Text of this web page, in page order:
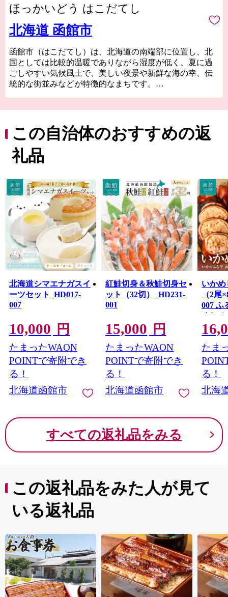
ほっかいどう はこだてし
北海道 函館市
函館市（はこだてし）は、北海道の南端部に位置し、北
国としては比較的温暖でありながら湿度が低く、夏に過
ごしやすい気候風土で、美しい夜景や新鮮な海の幸、伝
統的な街並みなどが特徴的なまちです。
できます。
函館市内の駅前・元町エリアに代表される異国情緒あふ
れる街並みは、1859年の「箱館開港」から西洋文化をい
ち早く取り入れてハイカラな生活が始まったことにより
もそのまま残っています。
函館市が有する「歴史」、「景観・街並み」、「食」を
はじめとした数多くの資源を磨き上げることで、まちの
活性化を図っていきたいと考えています。
この自治体のおすすめの返
礼品
北海道シマエナガスイ
ーツセット_HD017-
007
10,000 円
たまったWAON
POINTで寄附でき
る！
北海道函館市
紅鮭切身＆秋鮭切身セ
ット（32切）_HD231-
001
15,000 円
たまったWAON
POINTで寄附でき
る！
北海道函館市
いかめ
（2尾
007 ふ
めし
容量
包装
感 伝
かのふ
ルト
の子も
こ お
館市
たま
る！
北海
すべての返礼品をみる
この返礼品をみた人が見て
いる返礼品